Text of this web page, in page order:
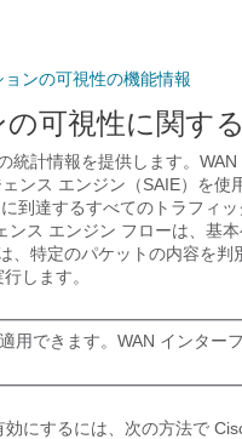
ンの可視性の機能情報
可視性に関す
計情報を提供します。WAN
ンス エンジン（SAIE）を使
到達するすべてのトラフィッ
ス エンジン フローは、基
、特定のパケットの内容を判
します。
用できます。WAN インター
にするには、次の方法で